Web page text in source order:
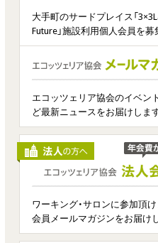
大手町のサードプレイス「
Future」施設利用個人会員を募
エコッツェリア協会のイベン
ど最新ニュースをお届けします
ワーキング・サロンに参加頂け
会員メールマガジンをお届け